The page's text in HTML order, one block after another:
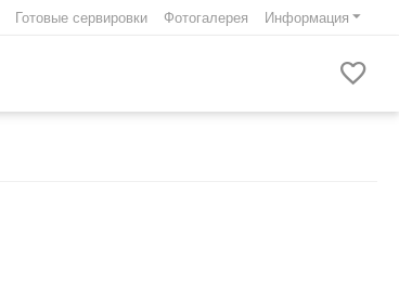
Готовые сервировки Фотогалерея Информация